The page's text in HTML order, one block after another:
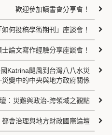
歡迎參加讀書會分享會！
何投稿學術期刊」座談會！
論文寫作經驗分享座談會！
Katrina颶風到台灣八八水災
變中的中央與地方政府關係
：災難與政治-跨領域之觀點
都會治理與地方財政國際論壇